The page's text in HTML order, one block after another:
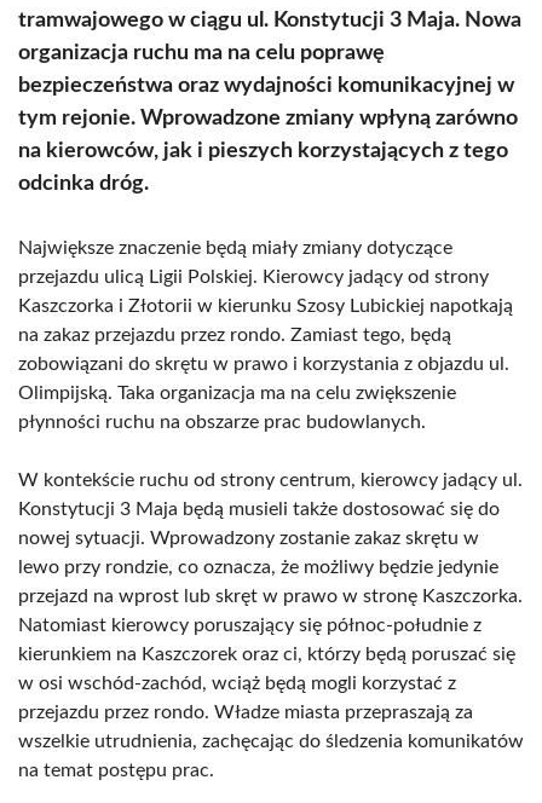
tramwajowego w ciągu ul. Konstytucji 3 Maja. Nowa
organizacja ruchu ma na celu poprawę
bezpieczeństwa oraz wydajności komunikacyjnej w
tym rejonie. Wprowadzone zmiany wpłyną zarówno
na kierowców, jak i pieszych korzystających z tego
odcinka dróg.
Największe znaczenie będą miały zmiany dotyczące
przejazdu ulicą Ligii Polskiej. Kierowcy jadący od strony
Kaszczorka i Złotorii w kierunku Szosy Lubickiej napotkają
na zakaz przejazdu przez rondo. Zamiast tego, będą
zobowiązani do skrętu w prawo i korzystania z objazdu ul.
Olimpijską. Taka organizacja ma na celu zwiększenie
płynności ruchu na obszarze prac budowlanych.
W kontekście ruchu od strony centrum, kierowcy jadący ul.
Konstytucji 3 Maja będą musieli także dostosować się do
nowej sytuacji. Wprowadzony zostanie zakaz skrętu w
lewo przy rondzie, co oznacza, że możliwy będzie jedynie
przejazd na wprost lub skręt w prawo w stronę Kaszczorka.
Natomiast kierowcy poruszający się północ-południe z
kierunkiem na Kaszczorek oraz ci, którzy będą poruszać się
w osi wschód-zachód, wciąż będą mogli korzystać z
przejazdu przez rondo. Władze miasta przepraszają za
wszelkie utrudnienia, zachęcając do śledzenia komunikatów
na temat postępu prac.